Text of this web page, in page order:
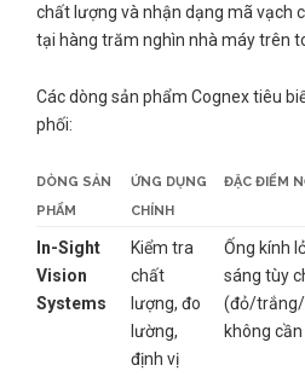
chất lượng và nhận dạng mã vạch
tại hàng trăm nghìn nhà máy trên
Các dòng sản phẩm Cognex tiêu
phối:
DÒNG SẢN
PHẨM
ỨNG DỤNG
CHÍNH
ĐẶC ĐIỂM
In-Sight
Vision
Systems
Kiểm tra
chất
lượng, đo
lường,
định vị
Ống kính
sáng tùy
(đỏ/trắng/
không